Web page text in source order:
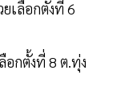
เลือกตั้งที่ 6
อกตั้งที่ 8 ต.ทุ่ง